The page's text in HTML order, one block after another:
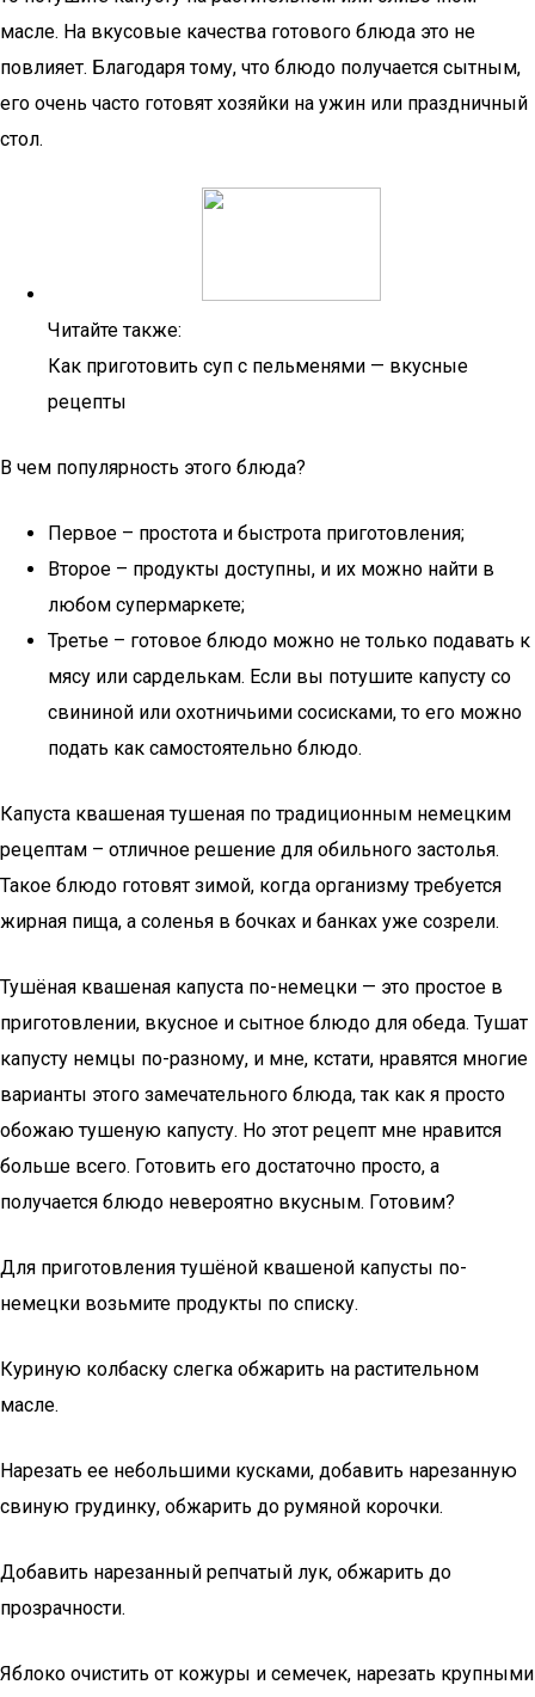
масле. На вкусовые качества готового блюда это не
повлияет. Благодаря тому, что блюдо получается сытным,
его очень часто готовят хозяйки на ужин или праздничный
стол.
Читайте также:
Как приготовить суп с пельменями — вкусные
рецепты
В чем популярность этого блюда?
Первое – простота и быстрота приготовления;
Второе – продукты доступны, и их можно найти в
любом супермаркете;
Третье – готовое блюдо можно не только подавать к
мясу или сарделькам. Если вы потушите капусту со
свининой или охотничьими сосисками, то его можно
подать как самостоятельно блюдо.
Капуста квашеная тушеная по традиционным немецким
рецептам – отличное решение для обильного застолья.
Такое блюдо готовят зимой, когда организму требуется
жирная пища, а соленья в бочках и банках уже созрели.
Тушёная квашеная капуста по-немецки — это простое в
приготовлении, вкусное и сытное блюдо для обеда. Тушат
капусту немцы по-разному, и мне, кстати, нравятся многие
варианты этого замечательного блюда, так как я просто
обожаю тушеную капусту. Но этот рецепт мне нравится
больше всего. Готовить его достаточно просто, а
получается блюдо невероятно вкусным. Готовим?
Для приготовления тушёной квашеной капусты по-
немецки возьмите продукты по списку.
Куриную колбаску слегка обжарить на растительном
масле.
Нарезать ее небольшими кусками, добавить нарезанную
свиную грудинку, обжарить до румяной корочки.
Добавить нарезанный репчатый лук, обжарить до
прозрачности.
Яблоко очистить от кожуры и семечек, нарезать крупными